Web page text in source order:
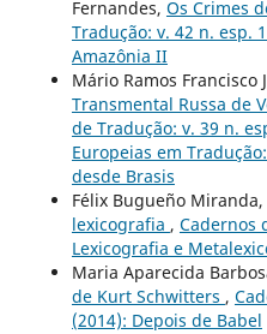
Fernandes, Os Crimes
Tradução: v. 42 n. esp.
Amazônia II
Mário Ramos Francisco
Transmental Russa de
de Tradução: v. 39 n.
Europeias em
desde Brasis
Félix Bugueño Miranda,
lexicografia , Cadernos
Lexicografia e
Maria Aparecida
de Kurt Schwitters ,
(2014): Depois de Babel